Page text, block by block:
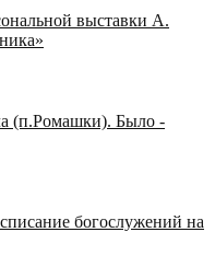
выставки А.
(п.Ромашки). Было -
богослужений на